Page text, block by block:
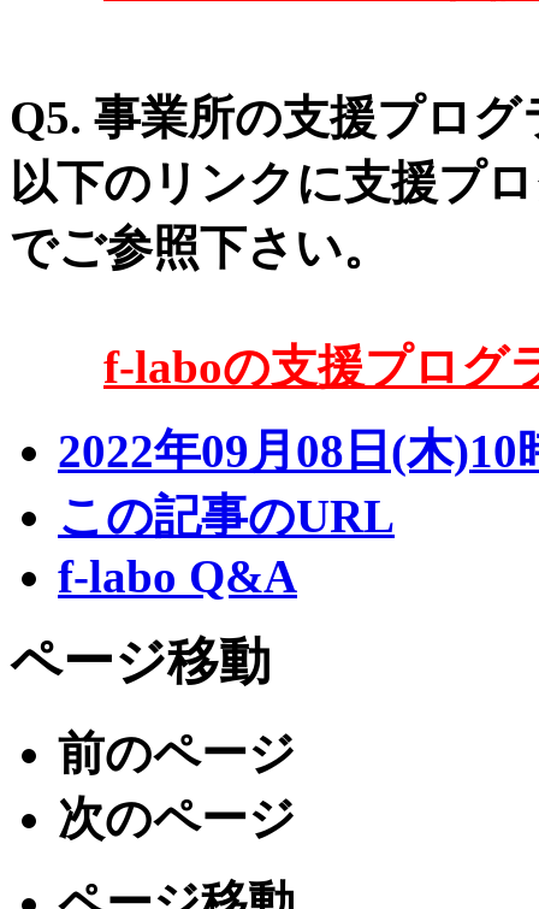
Q5. 事業所の支援プログ
以下のリンクに支援プ
でご参照下さい。
f-laboの支援プログ
2022年09月08日(木)10
この記事のURL
f-labo Q&A
ページ移動
前のページ
次のページ